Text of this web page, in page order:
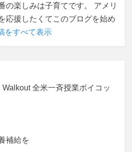
の楽しみは子育てです。 アメリ
応援したくてこのブログを始め
をすべて表示
全米一斉授業ボイコッ
補給を